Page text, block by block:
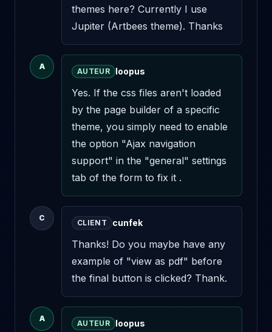
themes here? Currently I use
Jupiter (Artbees theme). Thanks
A
AUTEUR loopus
Yes. If the css files aren't loaded
by the page builder of a specific
theme, you simply need to enable
the option "Ajax navigation
support" in the "general" settings
tab of the form to fix it .
C
CLIENT cunfek
Thanks! Do you maybe have any
example of "view as pdf" before
the final button is clicked? Thank.
A
AUTEUR loopus